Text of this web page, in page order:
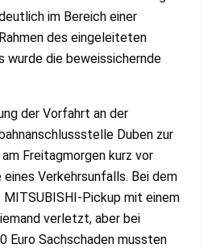
im Bereich einer
des eingeleiteten
wurde die beweissichernde
der Vorfahrt an der
Duben zur
Freitagmorgen kurz vor
eines Verkehrsunfalls. Bei dem
Pickup mit einem
verletzt, aber bei
Euro Sachschaden mussten